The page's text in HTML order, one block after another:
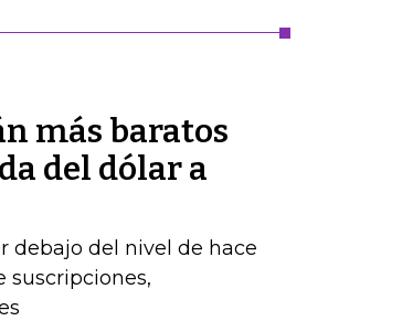
más baratos
del dólar a
debajo del nivel de hace
suscripciones,